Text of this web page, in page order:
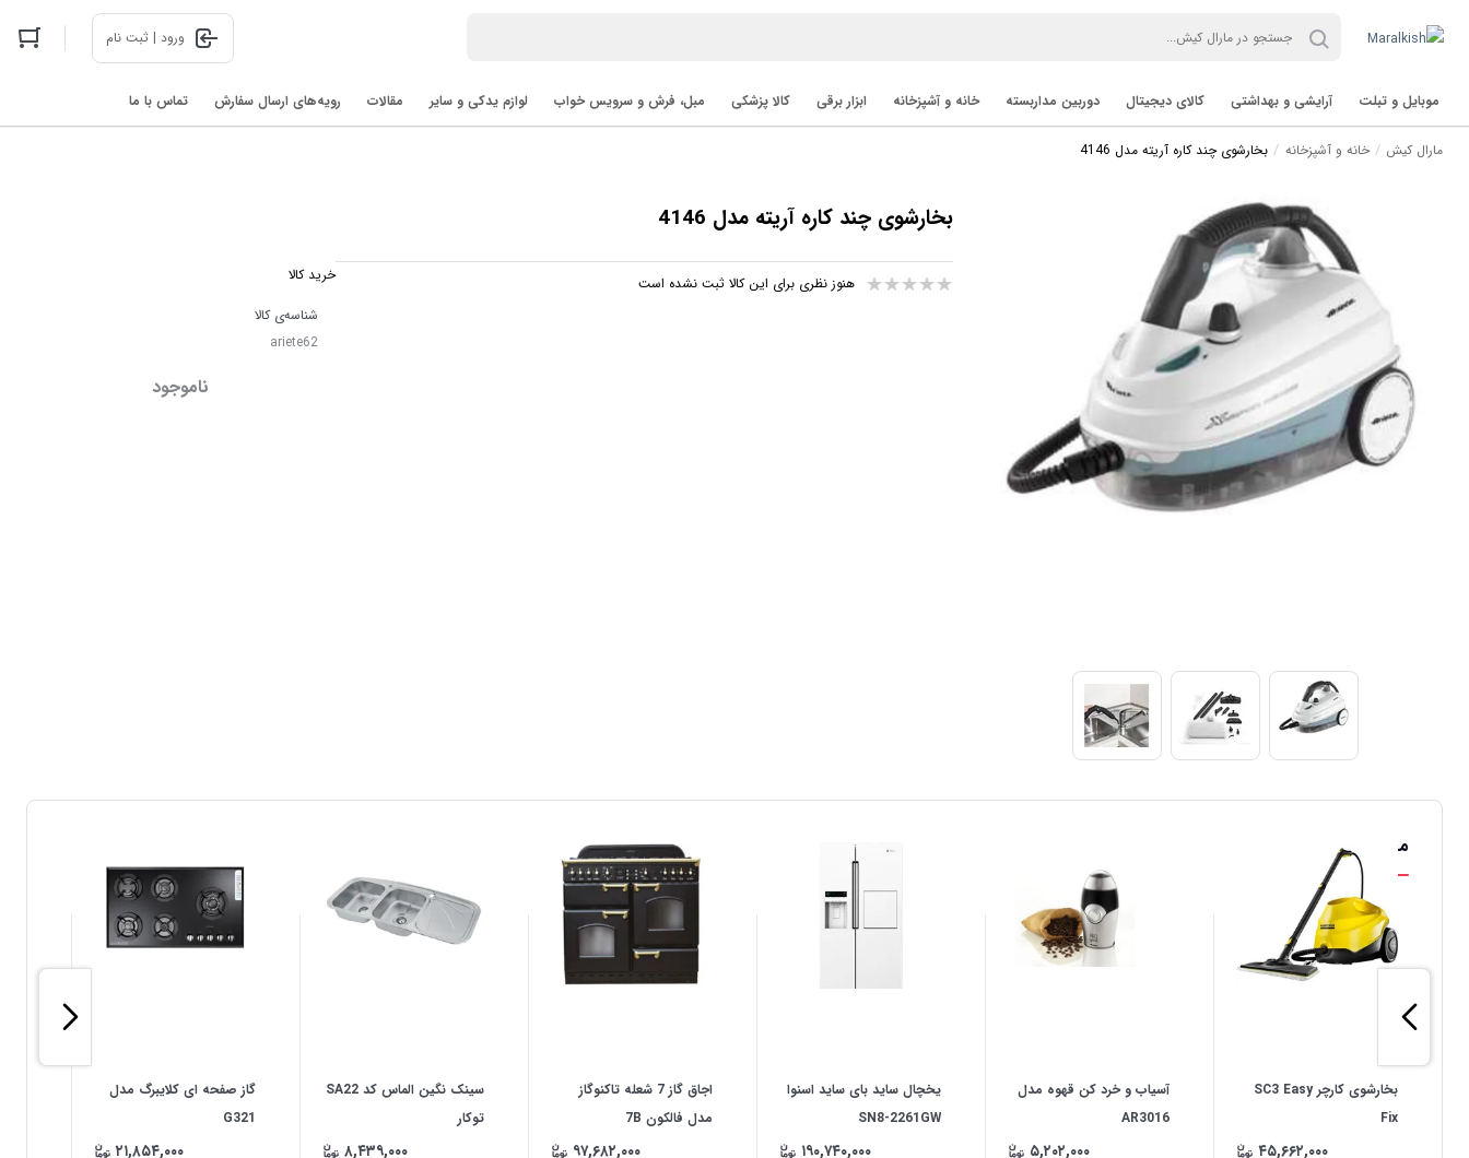
ورود | ثبت نام
موبایل و تبلت آرایشی و بهداشتی کالای دیجیتال دوربین مداربسته خانه و آشپزخانه ابزار برقی کالا پزشکی مبل، فرش و سرویس خواب لوازم یدکی و سایر مقالات رویه‌های ارسال سفارش تماس با ما
مارال کیش خانه و آشپزخانه بخارشوی چند کاره آریته مدل 4146
بخارشوی چند کاره آریته مدل 4146
هنوز نظری برای این کالا ثبت نشده است
خرید کالا
شناسه‌ی کالا
ariete62
ناموجود
محصولات مشابه
بخارشوی کارچر SC3 Easy
Fix
۴۵,۶۶۲,۰۰۰
آسیاب و خرد کن قهوه مدل
AR3016
۵,۲۰۲,۰۰۰
یخچال ساید بای ساید اسنوا
SN8-2261GW
۱۹۰,۷۴۰,۰۰۰
اجاق گاز 7 شعله تاکنوگاز
مدل فالکون 7B
۹۷,۶۸۲,۰۰۰
سینک نگین الماس کد SA22
توکار
۸,۴۳۹,۰۰۰
گاز صفحه ای کلایبرگ مدل
G321
۲۱,۸۵۴,۰۰۰